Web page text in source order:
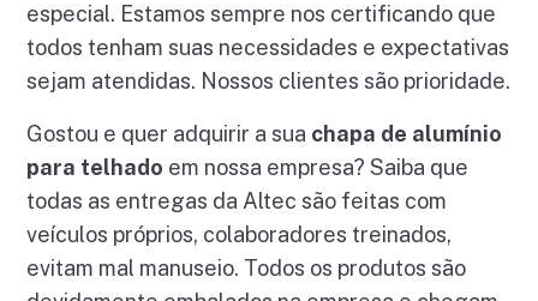
especial. Estamos sempre nos certificando que
todos tenham suas necessidades e expectativas
sejam atendidas. Nossos clientes são prioridade.
Gostou e quer adquirir a sua chapa de alumínio
para telhado em nossa empresa? Saiba que
todas as entregas da Altec são feitas com
veículos próprios, colaboradores treinados,
evitam mal manuseio. Todos os produtos são